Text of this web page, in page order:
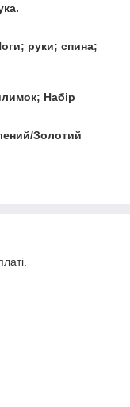
руки; спина;
Набір
Золотий